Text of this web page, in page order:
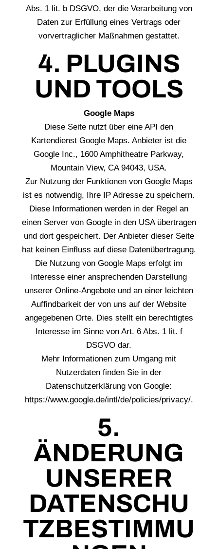
Abs. 1 lit. b DSGVO, der die Verarbeitung von
Daten zur Erfüllung eines Vertrags oder
vorvertraglicher Maßnahmen gestattet.
4. PLUGINS
UND TOOLS
Google Maps
Diese Seite nutzt über eine API den
Kartendienst Google Maps. Anbieter ist die
Google Inc., 1600 Amphitheatre Parkway,
Mountain View, CA 94043, USA.
Zur Nutzung der Funktionen von Google Maps
ist es notwendig, Ihre IP Adresse zu speichern.
Diese Informationen werden in der Regel an
einen Server von Google in den USA übertragen
und dort gespeichert. Der Anbieter dieser Seite
hat keinen Einfluss auf diese Datenübertragung.
Die Nutzung von Google Maps erfolgt im
Interesse einer ansprechenden Darstellung
unserer Online-Angebote und an einer leichten
Auffindbarkeit der von uns auf der Website
angegebenen Orte. Dies stellt ein berechtigtes
Interesse im Sinne von Art. 6 Abs. 1 lit. f
DSGVO dar.
Mehr Informationen zum Umgang mit
Nutzerdaten finden Sie in der
Datenschutzerklärung von Google:
https://www.google.de/intl/de/policies/privacy/.
5.
ÄNDERUNG
UNSERER
DATENSCHU
TZBESTIMMU